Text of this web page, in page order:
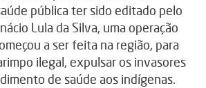
pública ter sido editado pelo
Lula da Silva, uma operação
a ser feita na região, para
ilegal, expulsar os invasores
de saúde aos indígenas.